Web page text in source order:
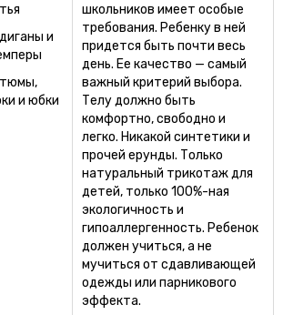
и
и юбки
школьников имеет особые
требования. Ребенку в ней
придется быть почти весь
день. Ее качество — самый
важный критерий выбора.
Телу должно быть
комфортно, свободно и
легко. Никакой синтетики и
прочей ерунды. Только
натуральный трикотаж для
детей, только 100%-ная
экологичность и
гипоаллергенность. Ребенок
должен учиться, а не
мучиться от сдавливающей
одежды или парникового
эффекта.